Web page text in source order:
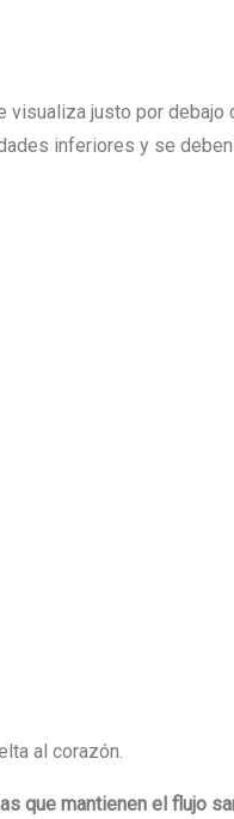
visualiza justo por debajo
inferiores y se
al corazón.
que mantienen el flujo